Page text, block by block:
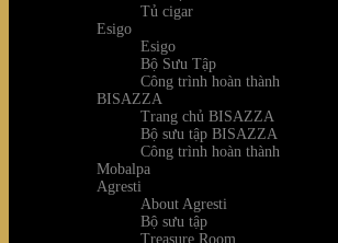
Tủ cigar
Esigo
Esigo
Bộ Sưu Tập
Công trình hoàn thành
BISAZZA
Trang chủ BISAZZA
Bộ sưu tập BISAZZA
Công trình hoàn thành
Mobalpa
Agresti
About Agresti
Bộ sưu tập
Treasure Room